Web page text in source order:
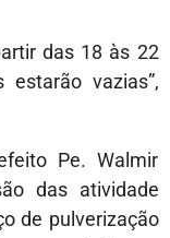
das 18 às 22
vazias”,
Pe. Walmir
das atividade
de pulverização